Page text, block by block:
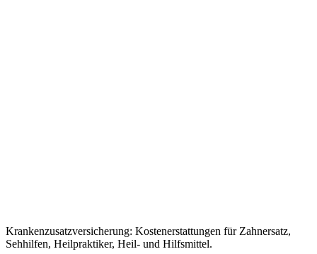
Krankenzusatzversicherung: Kostenerstattungen für Zahnersatz,
Sehhilfen, Heilpraktiker, Heil- und Hilfsmittel.